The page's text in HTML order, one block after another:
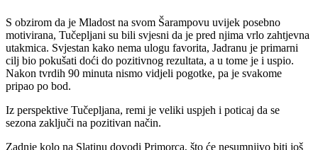
S obzirom da je Mladost na svom Šarampovu uvijek posebno
motivirana, Tučepljani su bili svjesni da je pred njima vrlo zahtjevna
utakmica. Svjestan kako nema ulogu favorita, Jadranu je primarni
cilj bio pokušati doći do pozitivnog rezultata, a u tome je i uspio.
Nakon tvrdih 90 minuta nismo vidjeli pogotke, pa je svakome
pripao po bod.
Iz perspektive Tučepljana, remi je veliki uspjeh i poticaj da se
sezona zaključi na pozitivan način.
Zadnje kolo na Slatinu dovodi Primorca, što će nesumnjivo biti još